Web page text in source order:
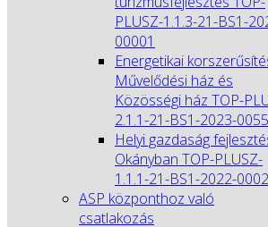
PLUSZ-1.1.3-21-BS1-
00001
Energetikai
Művelődési ház és
Közösségi ház TOP-
2.1.1-21-BS1-2023-0055
Helyi gazdaság
Okányban TOP-PLUSZ-
1.1.1-21-BS1-2022-
ASP központhoz való
csatlakozás